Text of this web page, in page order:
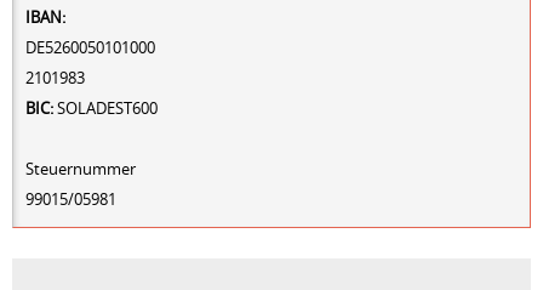
IBAN:
DE5260050101000
2101983
BIC:SOLADEST600
Steuernummer
99015/05981